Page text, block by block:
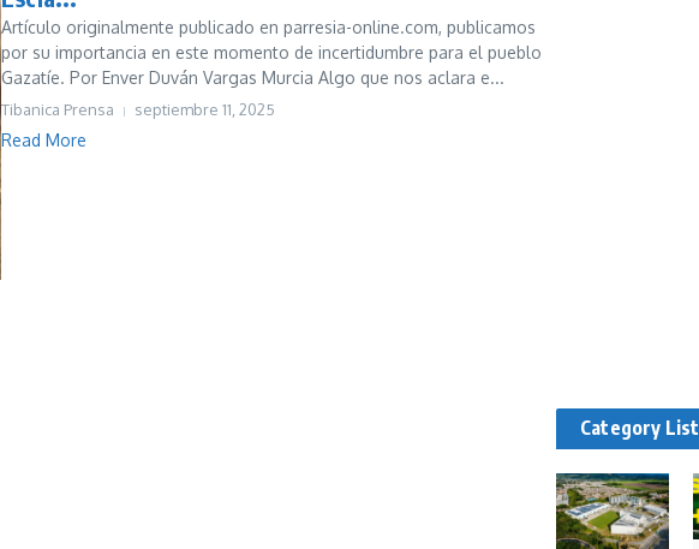
Artículo originalmente publicado en parresia-online.com, publicamos
por su importancia en este momento de incertidumbre para el pueblo
Gazatíe. Por Enver Duván Vargas Murcia Algo que nos aclara e...
Tibanica Prensa septiembre 11, 2025
Read More
Category List